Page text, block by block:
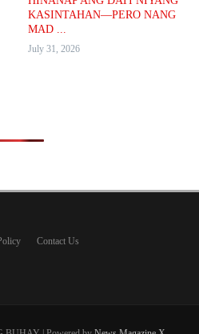
KASINTAHAN—PERO NANG
MAD ...
July 31, 2026
Contact Us